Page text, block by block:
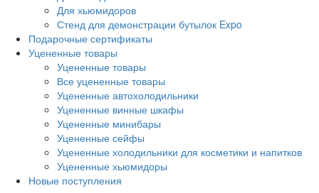
Для хьюмидоров
Стенд для демонстрации бутылок Expo
Подарочные сертификаты
Уцененные товары
Уцененные товары
Все уцененные товары
Уцененные автохолодильники
Уцененные винные шкафы
Уцененные минибары
Уцененные сейфы
Уцененные холодильники для косметики и напитков
Уцененные хьюмидоры
Новые поступления